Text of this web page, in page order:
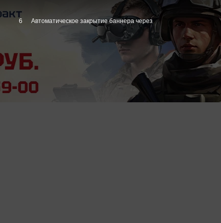
5 Автоматическое закрытие баннера через